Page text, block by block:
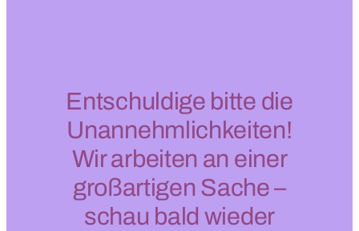
Entschuldige bitte die
Unannehmlichkeiten!
Wir arbeiten an einer
großartigen Sache –
schau bald wieder